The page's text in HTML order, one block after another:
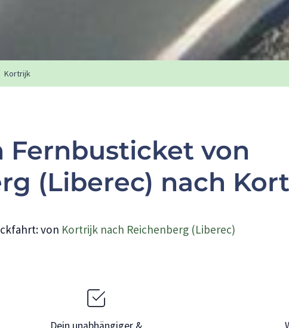
Kortrijk
Fernbusticket von
(Liberec) nach
von Kortrijk nach Reichenberg (Liberec)